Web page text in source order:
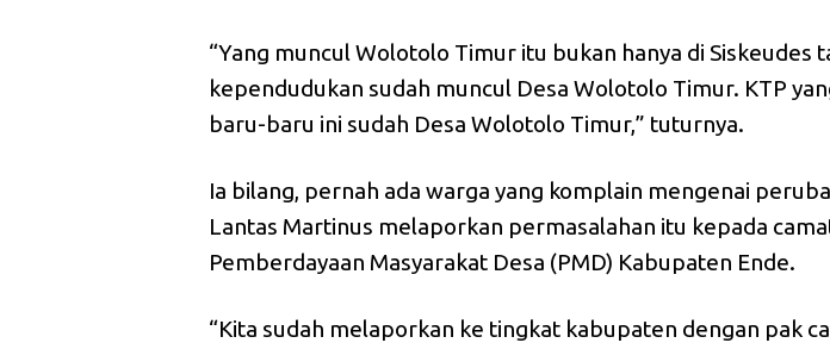
“Yang muncul Wolotolo Timur itu bukan hanya di Siskeudes
kependudukan sudah muncul Desa Wolotolo Timur. KTP
baru-baru ini sudah Desa Wolotolo Timur,” tuturnya.
Ia bilang, pernah ada warga yang komplain mengenai
Lantas Martinus melaporkan permasalahan itu kepada
Pemberdayaan Masyarakat Desa (PMD) Kabupaten Ende.
“Kita sudah melaporkan ke tingkat kabupaten dengan pak